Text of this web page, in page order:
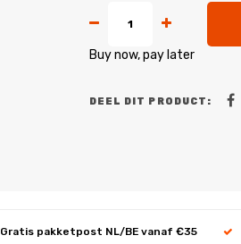
Buy now, pay later
DEEL DIT PRODUCT:
Gratis pakketpost NL/BE vanaf €35